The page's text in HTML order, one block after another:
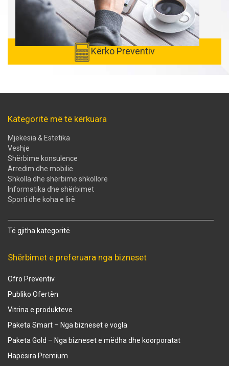
Kërko Preventiv
Kategoritë më të kërkuara
Mjekësia & Estetika
Veshje
Shërbime konsulence
Arredim dhe mobilie
Shkolla dhe shërbime shkollore
Informatika dhe shërbimet
Sporti dhe koha e lirë
Të gjitha kategoritë
Shërbimet e preferuara nga bizneset
Ofro Preventiv
Publiko Ofertën
Vitrina e produkteve
Paketa Smart – Nga bizneset e vogla
Paketa Gold – Nga bizneset e mëdha dhe koorporatat
Hapësira Premium